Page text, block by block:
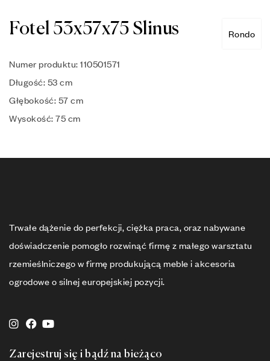
Rondo
Fotel 53x57x75 Slinus
Numer produktu: 110501571
Długość: 53 cm
Głębokość: 57 cm
Wysokość: 75 cm
Trwałe dążenie do perfekcji, ciężka praca, oraz nabywane
doświadczenie pomogło rozwinąć firmę z małego warsztatu
rzemieślniczego w firmę produkującą meble i akcesoria
ogrodowe o silnej europejskiej pozycji.
Zarejestruj się i bądź na bieżąco